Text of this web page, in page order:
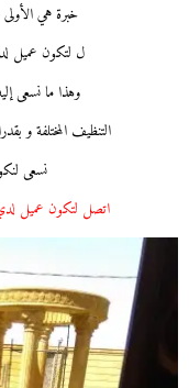
خبرة هي
ل لتكون عميل
وهذا ما نسعى
التنظيف المختلفة و
نسعى
اتصل لتكون عميل